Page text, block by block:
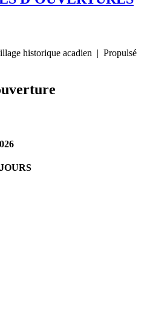
historique acadien | Propulsé